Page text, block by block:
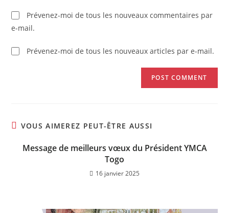
Prévenez-moi de tous les nouveaux commentaires par
e-mail.
Prévenez-moi de tous les nouveaux articles par e-mail.
VOUS AIMEREZ PEUT-ÊTRE AUSSI
Message de meilleurs vœux du Président YMCA
Togo
16 janvier 2025